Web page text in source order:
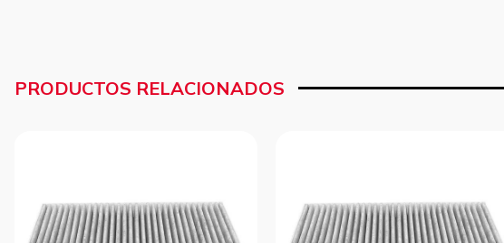
PRODUCTOS RELACIONADOS